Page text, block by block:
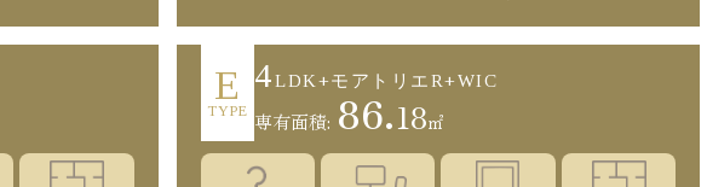
E
TYPE
4 LDK+モアトリエR+WIC
専有面積: 86.18㎡